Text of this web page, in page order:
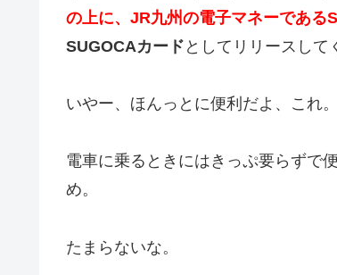
の上に、JR九州の電子マネーである
SUGOCAカード としてリリースして
いやー、ほんっとに便利だよ、これ。
電車に乗るときにはきっぷ要らずで
め。
たまらないな。